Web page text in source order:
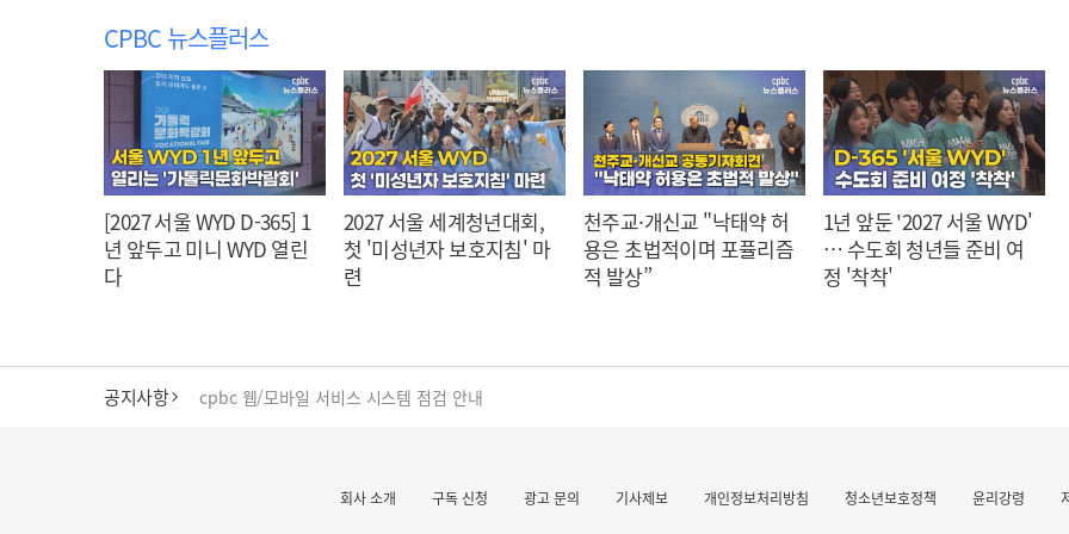
CPBC 뉴스플러스
[2027 서울 WYD D-365] 1
년 앞두고 미니 WYD 열린
다
2027 서울 세계청년대회,
첫 '미성년자 보호지침' 마
련
천주교·개신교 "낙태약 허
용은 초법적이며 포퓰리즘
적 발상”
1년 앞둔 '2027 서울 WYD'
… 수도회 청년들 준비 여
정 '착착'
공지사항 cpbc 웹/모바일 서비스 시스템 점검 안내
회사 소개 구독 신청 광고 문의 기사제보 개인정보처리방침 청소년보호정책 윤리강령